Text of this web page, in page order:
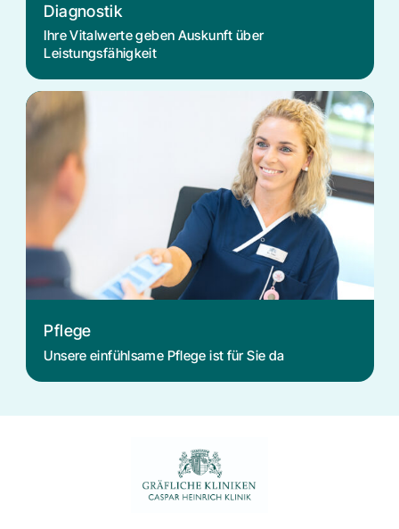
Diagnostik
Ihre Vitalwerte geben Auskunft über
Leistungsfähigkeit
Pflege
Unsere einfühlsame Pflege ist für Sie da